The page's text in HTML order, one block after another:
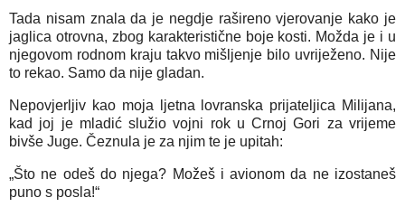
Tada nisam znala da je negdje rašireno vjerovanje kako je
jaglica otrovna, zbog karakteristične boje kosti. Možda je i u
njegovom rodnom kraju takvo mišljenje bilo uvriježeno. Nije
to rekao. Samo da nije gladan.
Nepovjerljiv kao moja ljetna lovranska prijateljica Milijana,
kad joj je mladić služio vojni rok u Crnoj Gori za vrijeme
bivše Juge. Čeznula je za njim te je upitah:
„Što ne odeš do njega? Možeš i avionom da ne izostaneš
puno s posla!“